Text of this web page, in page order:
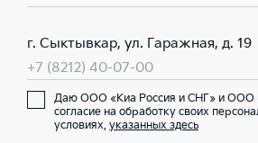
г. Сыктывкар, ул. Гаражная, д. 19
+7 (8212) 40-07-00
Даю ООО «Киа Россия и СНГ» и ООО
согласие на обработку своих
условиях, указанных здесь